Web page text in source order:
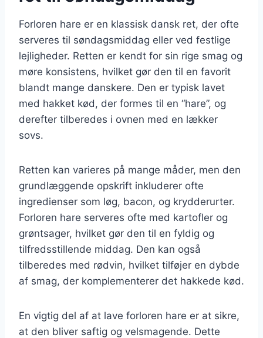
Forloren hare er en klassisk dansk ret, der ofte
serveres til søndagsmiddag eller ved festlige
lejligheder. Retten er kendt for sin rige smag og
møre konsistens, hvilket gør den til en favorit
blandt mange danskere. Den er typisk lavet
med hakket kød, der formes til en “hare”, og
derefter tilberedes i ovnen med en lækker
sovs.
Retten kan varieres på mange måder, men den
grundlæggende opskrift inkluderer ofte
ingredienser som løg, bacon, og krydderurter.
Forloren hare serveres ofte med kartofler og
grøntsager, hvilket gør den til en fyldig og
tilfredsstillende middag. Den kan også
tilberedes med rødvin, hvilket tilføjer en dybde
af smag, der komplementerer det hakkede kød.
En vigtig del af at lave forloren hare er at sikre,
at den bliver saftig og velsmagende. Dette